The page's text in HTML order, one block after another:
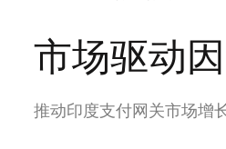
市场驱动
推动印度支付网关市场增